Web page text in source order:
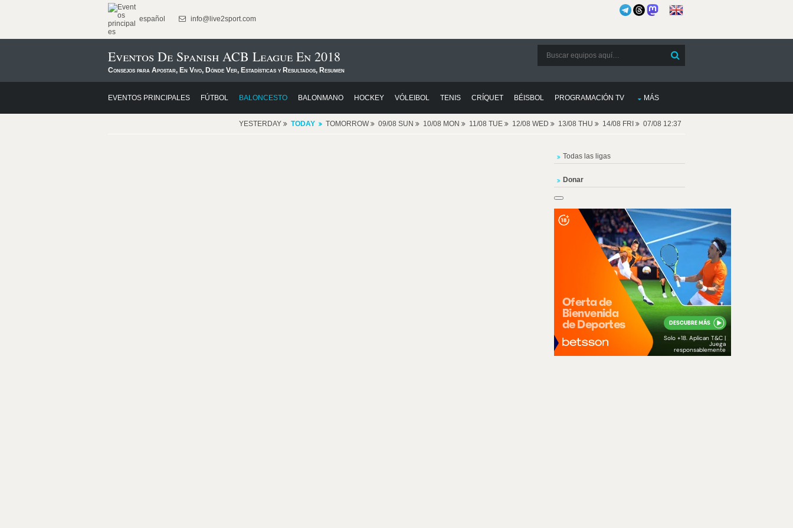
español info@live2sport.com
Eventos De Spanish ACB League En 2018
Consejos para Apostar, En Vivo, Dónde Ver, Estadísticas y Resultados, Resumen
EVENTOS PRINCIPALES FÚTBOL BALONCESTO BALONMANO HOCKEY VÓLEIBOL TENIS CRÍQUET BÉISBOL PROGRAMACIÓN TV MÁS
YESTERDAY TODAY TOMORROW 09/08 SUN 10/08 MON 11/08 TUE 12/08 WED 13/08 THU 14/08 FRI 07/08 12:37
Todas las ligas
Donar